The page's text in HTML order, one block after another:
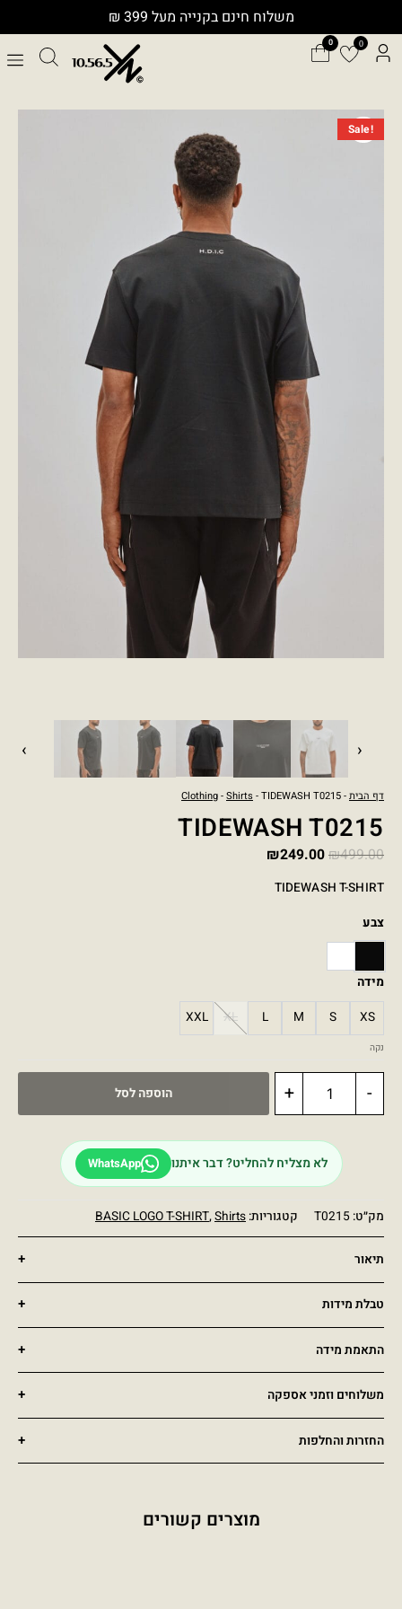
משלוח חינם בקנייה מעל 399 ₪
0
Sale!
‹
›
דף הבית-
Clothing-Shirts- TIDEWASH T0215
TIDEWASH T0215
₪499.00
₪249.00
הנוכחי
₪249.00.
צבע
מידה
XS
S
M
L
XL
XXL
נקה
-
כמות
של
+ הוספה לסל
לא מצליח להחליט? דבר איתנו WhatsApp
TIDEWASH T-SHIRT
מק״ט: T0215 קטגוריות: BASIC LOGO T-SHIRT,Shirts
תיאור
טבלת מידות
התאמת מידה
משלוחים וזמני אספקה
החזרות והחלפות
מוצרים קשורים